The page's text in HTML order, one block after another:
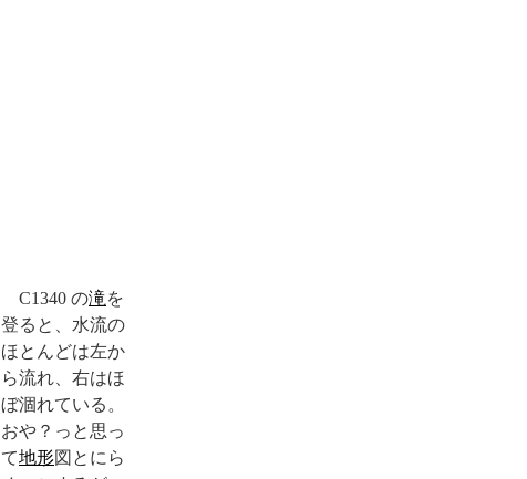
C1340 の滝を
登ると、水流の
ほとんどは左か
ら流れ、右はほ
ぼ涸れている。
おや？っと思っ
て地形図とにら